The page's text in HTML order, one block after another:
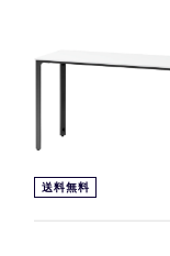
送料無料